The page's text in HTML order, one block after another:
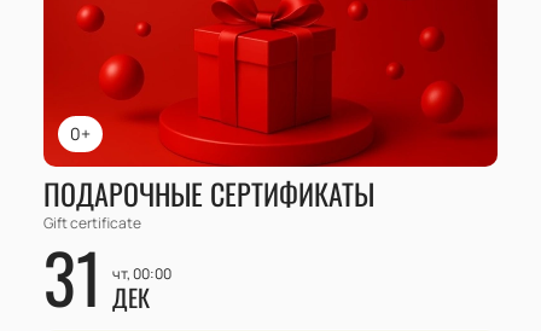
0+
ПОДАРОЧНЫЕ СЕРТИФИКАТЫ
Gift certificate
31 чт, 00:00
ДЕК